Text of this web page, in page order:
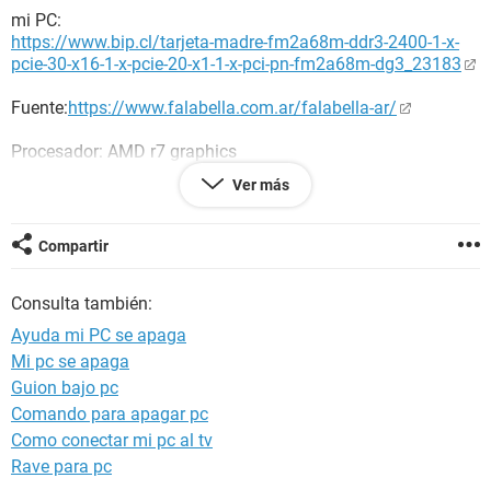
mi PC:
https://www.bip.cl/tarjeta-madre-fm2a68m-ddr3-2400-1-x-
pcie-30-x16-1-x-pcie-20-x1-1-x-pci-pn-fm2a68m-dg3_23183
Fuente:https://www.falabella.com.ar/falabella-ar/
Procesador: AMD r7 graphics
Memoria ram: 8 gb de ram
Gráfica: GeForce gtx 750
y se sigue apagando
Ver más
Compartir
Consulta también:
Ayuda mi PC se apaga
Mi pc se apaga
Guion bajo pc
Comando para apagar pc
Como conectar mi pc al tv
Rave para pc